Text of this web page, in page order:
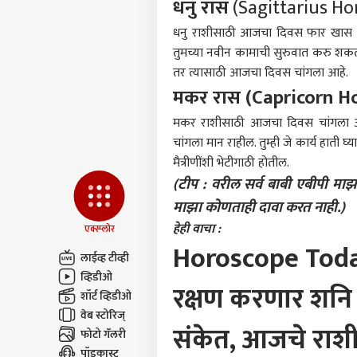
एक्स्प्लोर
लाईव्ह टीव्ही
व्हिडीओ
शॉर्ट व्हिडीओ
वेब स्टोरिज्
फोटो गॅलरी
पॉडकास्ट
धनु रास(Sagittarius
धनु राशीसाठी आजचा दिवस फार
तुमच्या नवीन कामाची सुरुवात करु
तर त्यासाठी आजचा दिवस चांगला आहे.
मकर रास (Capricorn
मकर राशीसाठी आजचा दिवस
चांगला मान राहील. तुम्ही जे कार्य
मैत्रीणींशी भेटीगाठी होतील.
(टीप : वरील सर्व बाबी एबीपी
माझा कोणताही दावा करत नाही.)
हेही वाचा :
Horoscope
रक्षण करणार शनि
संकेत, आजचे
करिअर
फीडबॅक
आमच्याबद्दल
LOGIN
टीम
आता
पूर्ण